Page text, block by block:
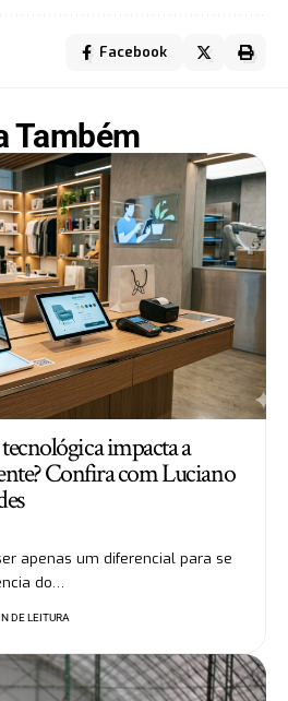
Facebook
Também
impacta a
Confira com Luciano
apenas um diferencial para se
do…
DE LEITURA